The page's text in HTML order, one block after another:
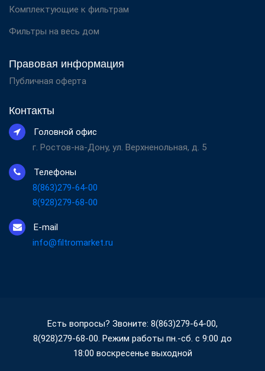
Комплектующие к фильтрам
Фильтры на весь дом
Правовая информация
Публичная оферта
Контакты
Головной офис
г. Ростов-на-Дону, ул. Верхненольная, д. 5
Телефоны
8(863)279-64-00
8(928)279-68-00
E-mail
info@filtromarket.ru
Есть вопросы? Звоните: 8(863)279-64-00,
8(928)279-68-00. Режим работы пн.-сб. с 9:00 до
18:00 воскресенье выходной